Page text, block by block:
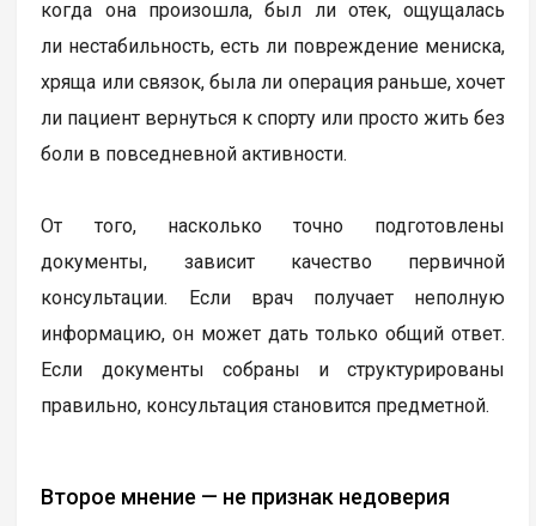
когда она произошла, был ли отек, ощущалась
ли нестабильность, есть ли повреждение мениска,
хряща или связок, была ли операция раньше, хочет
ли пациент вернуться к спорту или просто жить без
боли в повседневной активности.
От того, насколько точно подготовлены
документы, зависит качество первичной
консультации. Если врач получает неполную
информацию, он может дать только общий ответ.
Если документы собраны и структурированы
правильно, консультация становится предметной.
Второе мнение — не признак недоверия